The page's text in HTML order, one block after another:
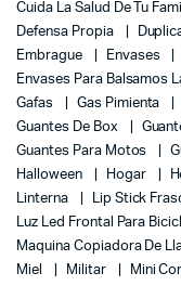
Cuida La Salud De Tu
Defensa Propia
Embrague
Envases
Envases Para Balsamos
Gafas
Gas Pimienta
Guantes De Box
Guantes Para Motos
Halloween
Hogar
Linterna
Lip Stick
Luz Led Frontal Para
Maquina Copiadora De
Miel
Militar Mini